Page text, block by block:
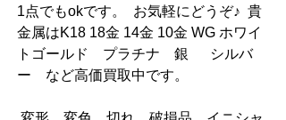
1点でもokです。  お気軽にどうぞ♪  貴
金属はK18 18金 14金 10金 WG ホワイ
トゴールド　プラチナ　銀　  シルバ
ー　など高価買取中です。